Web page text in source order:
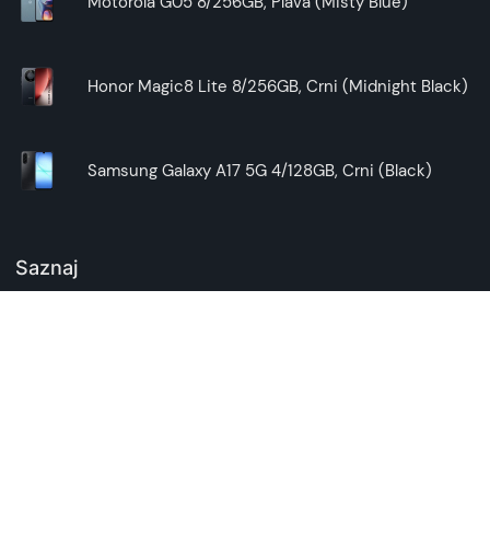
Honor Magic8 Lite 8/256GB, Crni (Midnight Black)
Samsung Galaxy A17 5G 4/128GB, Crni (Black)
Saznaj